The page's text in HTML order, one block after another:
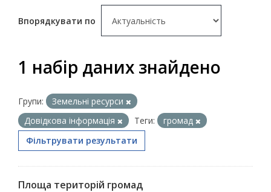
Впорядкувати по
1 набір даних знайдено
Групи:
Земельні ресурси
Довідкова інформація
Теги:
громад
Фільтрувати результати
Площа територій громад